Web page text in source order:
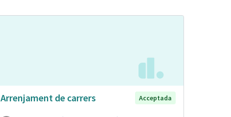
Arrenjament de carrers Acceptada